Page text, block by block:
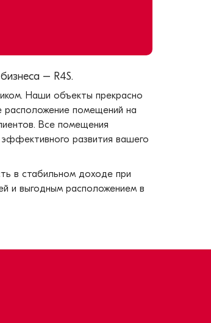
– R4S.
Наши объекты прекрасно
расположение помещений на
Все помещения
развития вашего
в стабильном доходе при
и выгодным расположением в